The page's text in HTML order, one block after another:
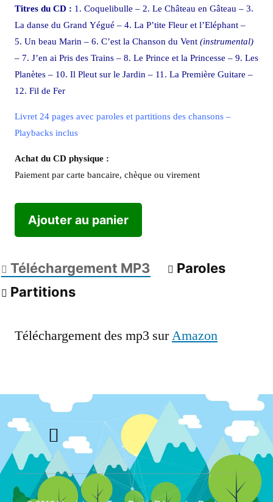
Titres du CD : 1. Coquelibulle – 2. Le Château en Gâteau – 3.
La danse du Grand Yégué – 4. La P’tite Fleur et l’Eléphant –
5. Un beau Marin – 6. C’est la Chanson du Vent (instrumental)
– 7. J’en ai Pris des Trains – 8. Le Prince et la Princesse – 9. Les
Planètes – 10. Il Pleut sur le Jardin – 11. La Première Guitare –
12. Fil de Fer
Livret 24 pages avec paroles et partitions des chansons –
Playbacks inclus
Achat du CD physique :
Paiement par carte bancaire, chèque ou virement
Ajouter au panier
Téléchargement MP3
Paroles
Partitions
Téléchargement des mp3 surAmazon